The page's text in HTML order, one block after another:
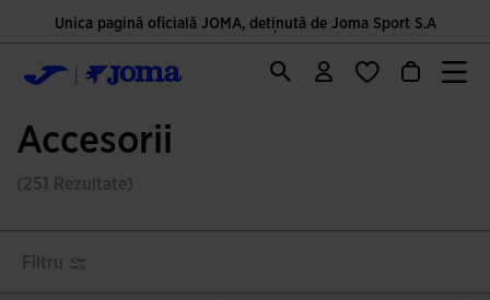
Unica pagină oficială JOMA, deținută de Joma Sport S.A
Accesorii
(251 Rezultate)
Filtru